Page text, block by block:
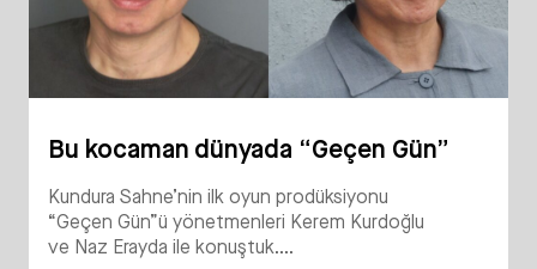
Bu kocaman dünyada “Geçen Gün”
Kundura Sahne’nin ilk oyun prodüksiyonu
“Geçen Gün”ü yönetmenleri Kerem Kurdoğlu
ve Naz Erayda ile konuştuk....